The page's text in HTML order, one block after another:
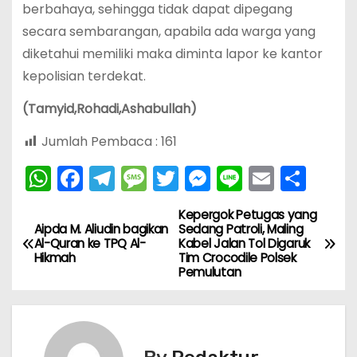
berbahaya, sehingga tidak dapat dipegang
secara sembarangan, apabila ada warga yang
diketahui memiliki maka diminta lapor ke kantor
kepolisian terdekat.
(Tamyid,Rohadi,Ashabullah)
Jumlah Pembaca : 161
W
h
a
ts
p
p
F
a
c
e
o
o
T
el
e
gr
m
M
e
s
g
T
w
itt
er
M
e
s
s
e
n
Li
n
e
E
m
ai
l
S
h
ar
e
N
a
Kepergok Petugas yang
Sedang Patroli, Maling
Kabel Jalan Tol Digaruk
Tim Crocodile Polsek
Pemulutan
Aipda M. Aliudin bagikan
Al-Quran ke TPQ Al-
Hikmah